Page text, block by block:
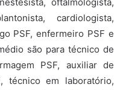
cardiologista,
PSF, enfermeiro PSF e
são para técnico de
PSF, auxiliar de
técnico em laboratório,